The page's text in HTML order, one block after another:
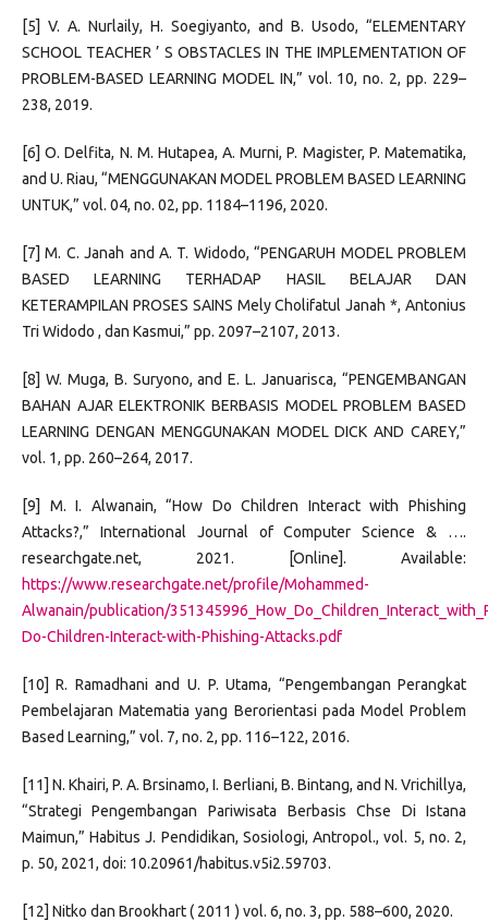
[5] V. A. Nurlaily, H. Soegiyanto, and B. Usodo, “ELEMENTARY
SCHOOL TEACHER ’ S OBSTACLES IN THE IMPLEMENTATION OF
PROBLEM-BASED LEARNING MODEL IN,” vol. 10, no. 2, pp. 229–
238, 2019.
[6] O. Delfita, N. M. Hutapea, A. Murni, P. Magister, P. Matematika,
and U. Riau, “MENGGUNAKAN MODEL PROBLEM BASED LEARNING
UNTUK,” vol. 04, no. 02, pp. 1184–1196, 2020.
[7] M. C. Janah and A. T. Widodo, “PENGARUH MODEL PROBLEM
BASED LEARNING TERHADAP HASIL BELAJAR DAN
KETERAMPILAN PROSES SAINS Mely Cholifatul Janah *, Antonius
Tri Widodo , dan Kasmui,” pp. 2097–2107, 2013.
[8] W. Muga, B. Suryono, and E. L. Januarisca, “PENGEMBANGAN
BAHAN AJAR ELEKTRONIK BERBASIS MODEL PROBLEM BASED
LEARNING DENGAN MENGGUNAKAN MODEL DICK AND CAREY,”
vol. 1, pp. 260–264, 2017.
[9] M. I. Alwanain, “How Do Children Interact with Phishing
Attacks?,” International Journal of Computer Science & ….
researchgate.net, 2021. [Online]. Available:
https://www.researchgate.net/profile/Mohammed-
Alwanain/publication/
Do-Children-Interact-with-Phishing-Attacks.pdf
[10] R. Ramadhani and U. P. Utama, “Pengembangan Perangkat
Pembelajaran Matematia yang Berorientasi pada Model Problem
Based Learning,” vol. 7, no. 2, pp. 116–122, 2016.
[11] N. Khairi, P. A. Brsinamo, I. Berliani, B. Bintang, and N. Vrichillya,
“Strategi Pengembangan Pariwisata Berbasis Chse Di Istana
Maimun,” Habitus J. Pendidikan, Sosiologi, Antropol., vol. 5, no. 2,
p. 50, 2021, doi: 10.20961/habitus.v5i2.59703.
[12] Nitko dan Brookhart ( 2011 ) vol. 6, no. 3, pp. 588–600, 2020.